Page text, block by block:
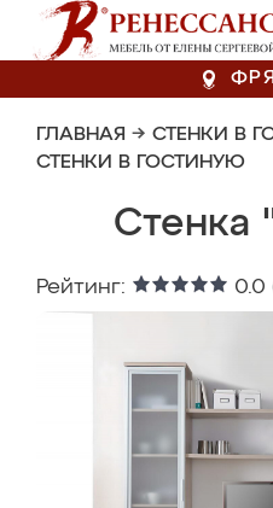
ГЛАВНАЯ → СТЕНКИ В
СТЕНКИ В ГОСТИНУЮ
Стенка
Рейтинг: 0.0